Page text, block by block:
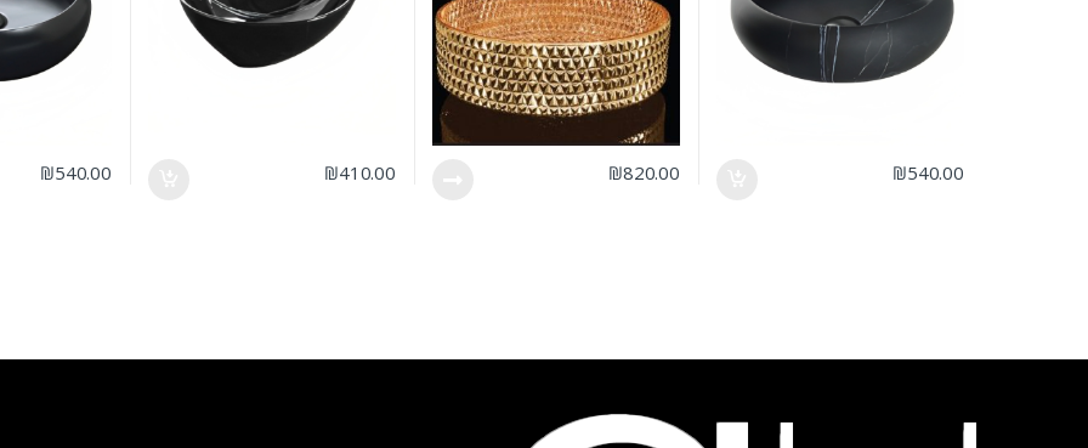
₪540.00
₪820.00
₪410.00
₪540.00